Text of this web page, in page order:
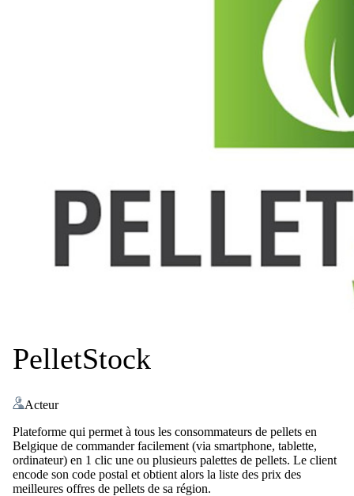
PelletStock
Acteur
Plateforme qui permet à tous les consommateurs de pellets en
Belgique de commander facilement (via smartphone, tablette,
ordinateur) en 1 clic une ou plusieurs palettes de pellets. Le client
encode son code postal et obtient alors la liste des prix des
meilleures offres de pellets de sa région.